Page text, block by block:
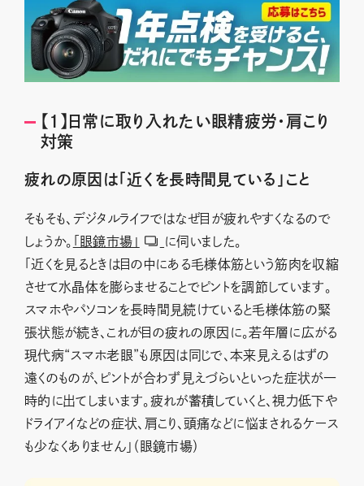
【1】日常に取り入れたい眼精疲労・肩こり
対策
疲れの原因は「近くを長時間見ている」こと
そもそも、デジタルライフではなぜ目が疲れやすくなるので
しょうか。
「眼鏡市場」
に伺いました。
「近くを見るときは目の中にある毛様体筋という筋肉を収縮
させて水晶体を膨らませることでピントを調節しています。
スマホやパソコンを長時間見続けていると毛様体筋の緊
張状態が続き、これが目の疲れの原因に。若年層に広がる
現代病“スマホ老眼”も原因は同じで、本来見えるはずの
遠くのものが、ピントが合わず見えづらいといった症状が一
時的に出てしまいます。疲れが蓄積していくと、視力低下や
ドライアイなどの症状、肩こり、頭痛などに悩まされるケース
も少なくありません」（眼鏡市場）